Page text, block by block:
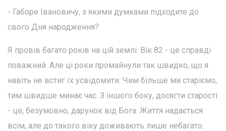
- Габоре Івановичу, з якими думками підходите до
свого Дня народження?
Я провів багато років на цій землі. Вік 82 - це справді
поважний. Але ці роки промайнули так швидко, що я
навіть не встиг їх усвідомити. Чим більше ми старіємо,
тим швидше минає час. З іншого боку, досягти старості
- це, безумовно, дарунок від Бога. Життя надається
всім, але до такого віку доживають лише небагато.